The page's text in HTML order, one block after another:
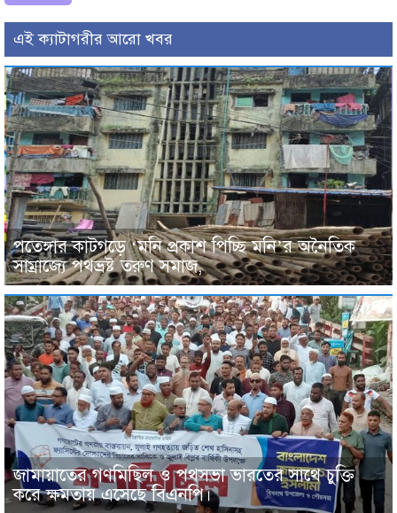
এই ক্যাটাগরীর আরো খবর
পতেঙ্গার কাটগড়ে ‘মনি প্রকাশ পিচ্ছি মনি’র অনৈতিক
সাম্রাজ্যে পথভ্রষ্ট তরুণ সমাজ,
জামায়াতের গণমিছিল ও পথসভা ভারতের সাথে চুক্তি
করে ক্ষমতায় এসেছে বিএনপি।